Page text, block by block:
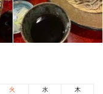
火 水 木